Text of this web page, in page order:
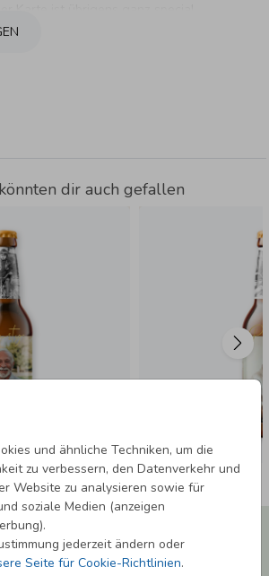
und ähnliche Techniken, um die
zu verbessern, den Datenverkehr und
Website zu analysieren sowie für
soziale Medien (anzeigen
jederzeit ändern oder
Seite für Cookie-Richtlinien.
dir auch gefallen
und 5,00 € Rabatt**